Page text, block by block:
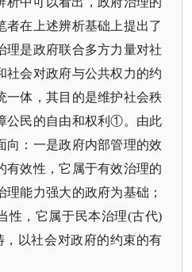
者在上述辨析基础上提出了
理是政府联合多方力量对社
社会对政府与公共权力的约
一体，其目的是维护社会秩
公民的自由和权利①。由此
向：一是政府内部管理的效
有效性，它属于有效治理的
能力强大的政府为基础；
性，它属于民本治理(古代)
以社会对政府的约束的有